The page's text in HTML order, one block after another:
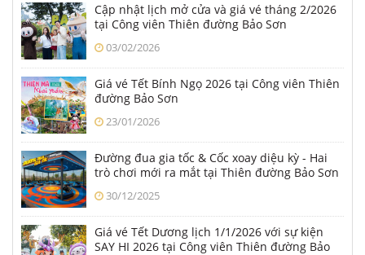
Cập nhật lịch mở cửa và giá vé tháng 2/2026
tại Công viên Thiên đường Bảo Sơn
03/02/2026
Giá vé Tết Bính Ngọ 2026 tại Công viên Thiên
đường Bảo Sơn
23/01/2026
Đường đua gia tốc & Cốc xoay diệu kỳ - Hai
trò chơi mới ra mắt tại Thiên đường Bảo Sơn
30/12/2025
Giá vé Tết Dương lịch 1/1/2026 với sự kiện
SAY HI 2026 tại Công viên Thiên đường Bảo